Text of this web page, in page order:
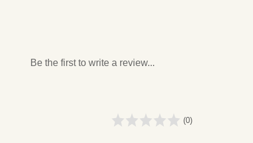
Be the first to write a review...
(0)